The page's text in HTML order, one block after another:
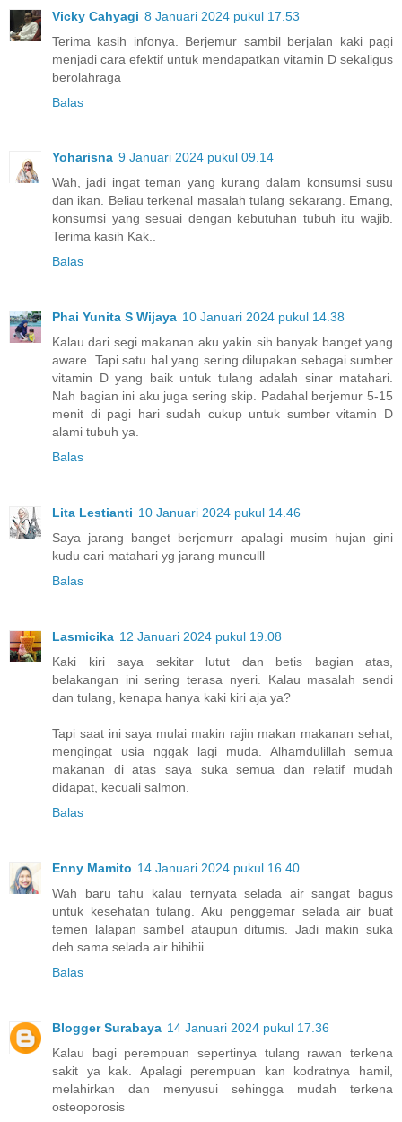
Vicky Cahyagi 8 Januari 2024 pukul 17.53
Terima kasih infonya. Berjemur sambil berjalan kaki pagi
menjadi cara efektif untuk mendapatkan vitamin D sekaligus
berolahraga
Balas
Yoharisna 9 Januari 2024 pukul 09.14
Wah, jadi ingat teman yang kurang dalam konsumsi susu
dan ikan. Beliau terkenal masalah tulang sekarang. Emang,
konsumsi yang sesuai dengan kebutuhan tubuh itu wajib.
Terima kasih Kak..
Balas
Phai Yunita S Wijaya 10 Januari 2024 pukul 14.38
Kalau dari segi makanan aku yakin sih banyak banget yang
aware. Tapi satu hal yang sering dilupakan sebagai sumber
vitamin D yang baik untuk tulang adalah sinar matahari.
Nah bagian ini aku juga sering skip. Padahal berjemur 5-15
menit di pagi hari sudah cukup untuk sumber vitamin D
alami tubuh ya.
Balas
Lita Lestianti 10 Januari 2024 pukul 14.46
Saya jarang banget berjemurr apalagi musim hujan gini
kudu cari matahari yg jarang munculll
Balas
Lasmicika 12 Januari 2024 pukul 19.08
Kaki kiri saya sekitar lutut dan betis bagian atas,
belakangan ini sering terasa nyeri. Kalau masalah sendi
dan tulang, kenapa hanya kaki kiri aja ya?
Tapi saat ini saya mulai makin rajin makan makanan sehat,
mengingat usia nggak lagi muda. Alhamdulillah semua
makanan di atas saya suka semua dan relatif mudah
didapat, kecuali salmon.
Balas
Enny Mamito 14 Januari 2024 pukul 16.40
Wah baru tahu kalau ternyata selada air sangat bagus
untuk kesehatan tulang. Aku penggemar selada air buat
temen lalapan sambel ataupun ditumis. Jadi makin suka
deh sama selada air hihihii
Balas
Blogger Surabaya 14 Januari 2024 pukul 17.36
Kalau bagi perempuan sepertinya tulang rawan terkena
sakit ya kak. Apalagi perempuan kan kodratnya hamil,
melahirkan dan menyusui sehingga mudah terkena
osteoporosis